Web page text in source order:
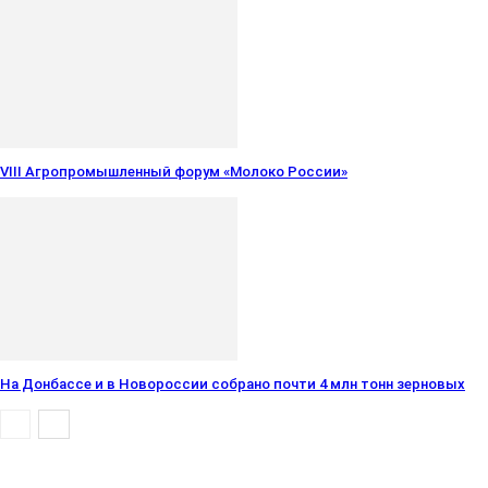
VIII Агропромышленный форум «Молоко России»
На Донбассе и в Новороссии собрано почти 4 млн тонн зерновых